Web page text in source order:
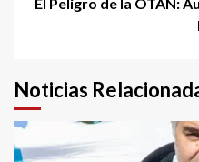
Noticias